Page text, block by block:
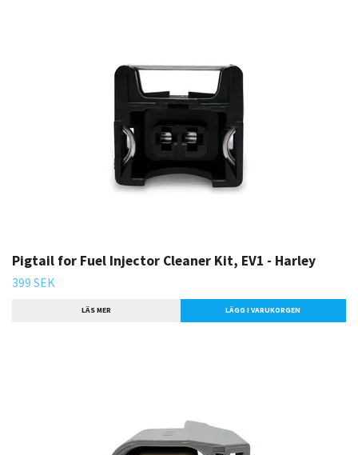
Pigtail for Fuel Injector Cleaner Kit, EV1 - Harley
399 SEK
LÄS MER